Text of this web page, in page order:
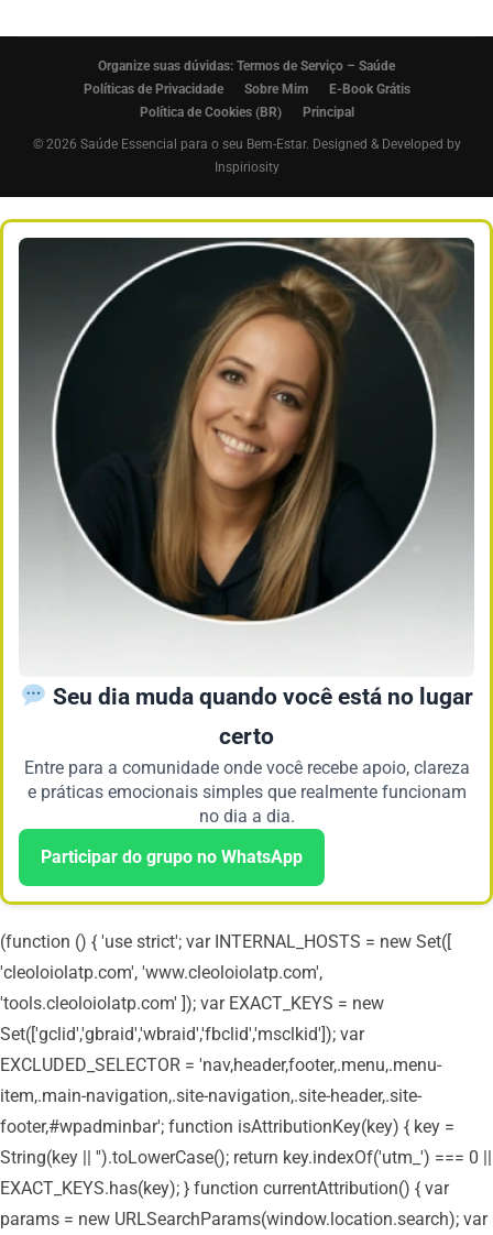
Organize suas dúvidas: Termos de Serviço – Saúde
Políticas de Privacidade
Sobre Mim
E-Book Grátis
Política de Cookies (BR)
Principal
© 2026 Saúde Essencial para o seu Bem-Estar. Designed & Developed by
Inspiriosity
Seu dia muda quando você está no lugar
certo
Entre para a comunidade onde você recebe apoio, clareza
e práticas emocionais simples que realmente funcionam
no dia a dia.
Participar do grupo no WhatsApp
(function () { 'use strict'; var INTERNAL_HOSTS = new Set([
'cleoloiolatp.com', 'www.cleoloiolatp.com',
'tools.cleoloiolatp.com' ]); var EXACT_KEYS = new
Set(['gclid','gbraid','wbraid','fbclid','msclkid']); var
EXCLUDED_SELECTOR = 'nav,header,footer,.menu,.menu-
item,.main-navigation,.site-navigation,.site-header,.site-
footer,#wpadminbar'; function isAttributionKey(key) { key =
String(key || '').toLowerCase(); return key.indexOf('utm_') === 0 ||
EXACT_KEYS.has(key); } function currentAttribution() { var
params = new URLSearchParams(window.location.search); var